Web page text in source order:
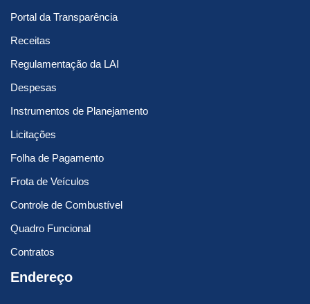
Portal da Transparência
Receitas
Regulamentação da LAI
Despesas
Instrumentos de Planejamento
Licitações
Folha de Pagamento
Frota de Veículos
Controle de Combustível
Quadro Funcional
Contratos
Endereço